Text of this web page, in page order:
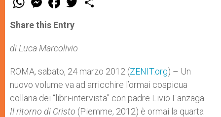
t
s
p
p
e
s
e
g
e
a
e
b
o
k
w
Share this Entry
di Luca Marcolivio
ROMA, sabato, 24 marzo 2012 (ZENIT.org) – Un
nuovo volume va ad arricchire l’ormai cospicua
collana dei “libri-intervista” con padre Livio Fanzaga.
Il ritorno di Cristo (Piemme, 2012) è ormai la quarta